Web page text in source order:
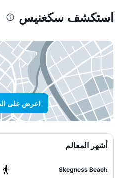
استكشف سكغنيس
اعرض على
أشهر المعالم
Skegness Beach